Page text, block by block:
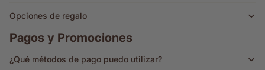
Opciones de regalo
Pagos y Promociones
¿Qué métodos de pago puedo utilizar?